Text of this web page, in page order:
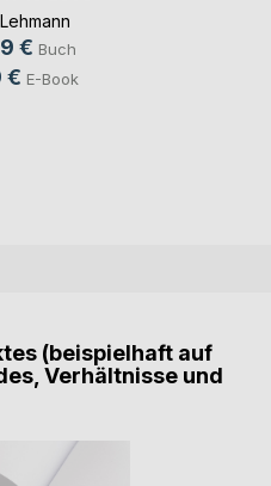
€ Buch
€ E-Book
(beispielhaft auf
Verhältnisse und